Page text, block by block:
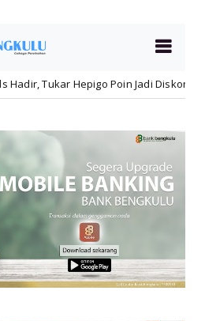
Jadi Diskon Hingga 30 Persen!